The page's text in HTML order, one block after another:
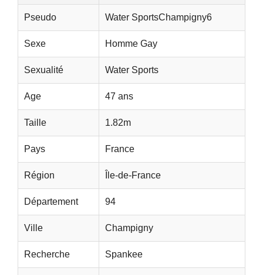
Pseudo Water SportsChampigny6
Sexe Homme Gay
Sexualité Water Sports
Age 47 ans
Taille 1.82m
Pays France
Région Île-de-France
Département 94
Ville Champigny
Recherche Spankee